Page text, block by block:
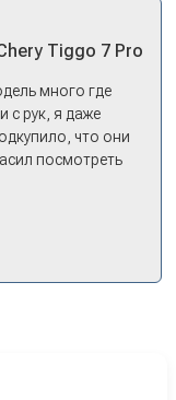
Tiggo 7 Pro
много где
с рук, я даже
что они
посмотреть
в салон - и в тот
довольны! Все
дела!